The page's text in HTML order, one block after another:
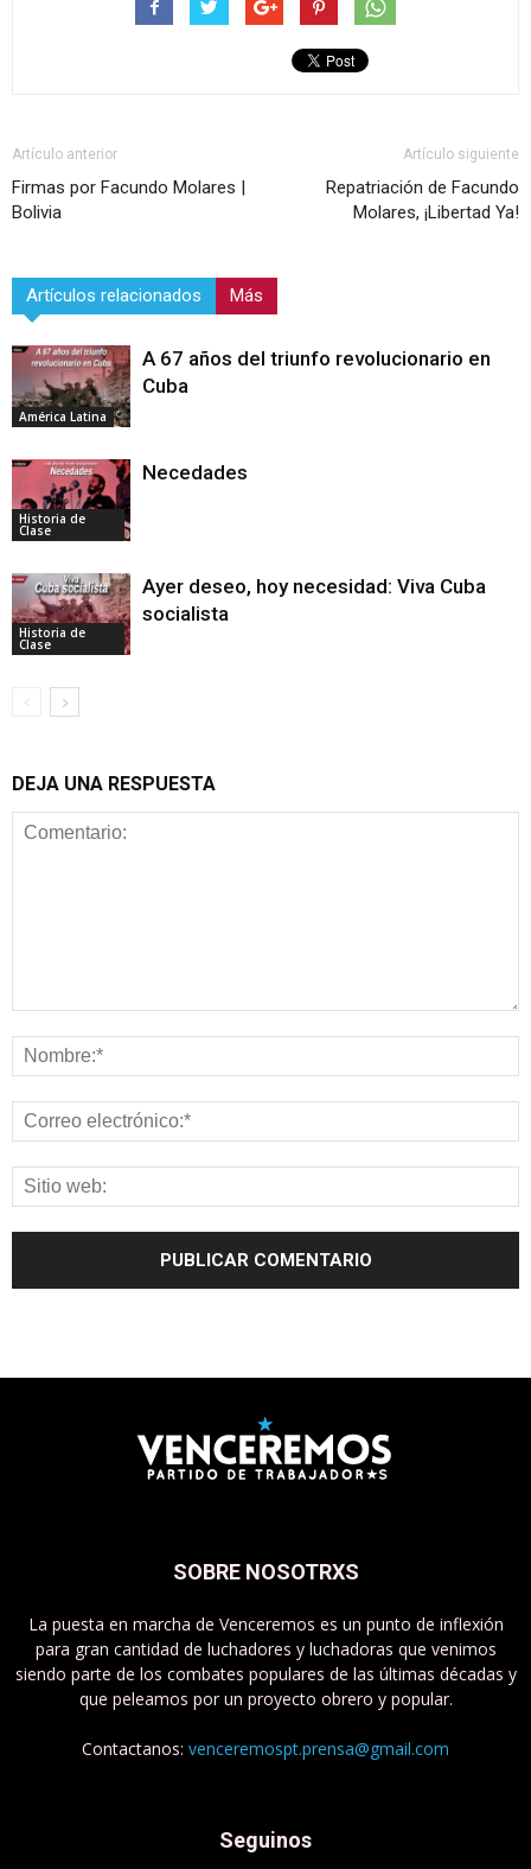
Artículo anterior
Firmas por Facundo Molares |
Bolivia
Artículo siguiente
Repatriación de Facundo
Molares, ¡Libertad Ya!
Artículos relacionados Más
América Latina
A 67 años del triunfo revolucionario en
Cuba
Historia de
Clase
Necedades
Historia de
Clase
Ayer deseo, hoy necesidad: Viva Cuba
socialista
DEJA UNA RESPUESTA
SOBRE NOSOTRXS
La puesta en marcha de Venceremos es un punto de inflexión
para gran cantidad de luchadores y luchadoras que venimos
siendo parte de los combates populares de las últimas décadas y
que peleamos por un proyecto obrero y popular.
Contactanos: venceremospt.prensa@gmail.com
Seguinos